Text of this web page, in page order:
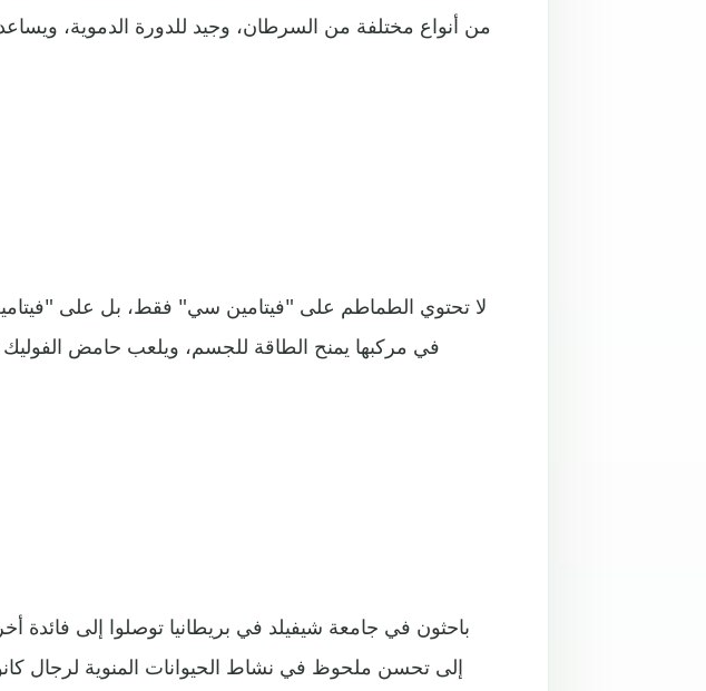
من أنواع مختلفة من السرطان، وجيد للدورة الدموية،
لا تحتوي الطماطم على "فيتامين سي" فقط، بل على
في مركبها يمنح الطاقة للجسم، ويلعب حامض
باحثون في جامعة شيفيلد في بريطانيا توصلوا إلى فائدة
إلى تحسن ملحوظ في نشاط الحيوانات المنوية لرجال